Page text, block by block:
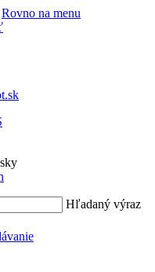
Rovno na menu
Hľadaný výraz